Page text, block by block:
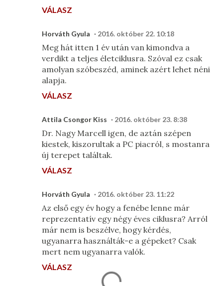
VÁLASZ
Horváth Gyula 2016. október 22. 10:18
Meg hát itten 1 év után van kimondva a
verdikt a teljes életciklusra. Szóval ez csak
amolyan szóbeszéd, aminek azért lehet néni
alapja.
VÁLASZ
Attila Csongor Kiss 2016. október 23. 8:38
Dr. Nagy Marcell igen, de aztán szépen
kiestek, kiszorultak a PC piacról, s mostanra
új terepet találtak.
VÁLASZ
Horváth Gyula 2016. október 23. 11:22
Az első egy év hogy a fenébe lenne már
reprezentatív egy négy éves ciklusra? Arról
már nem is beszélve, hogy kérdés,
ugyanarra használták-e a gépeket? Csak
mert nem ugyanarra valók.
VÁLASZ